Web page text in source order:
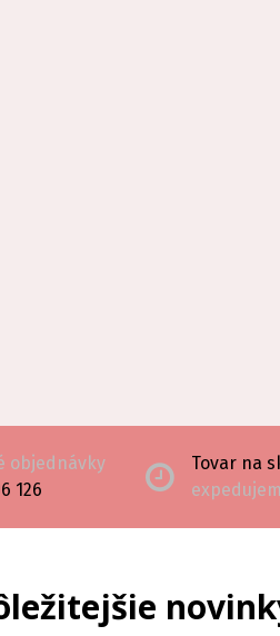
objednávky
126
Tovar na